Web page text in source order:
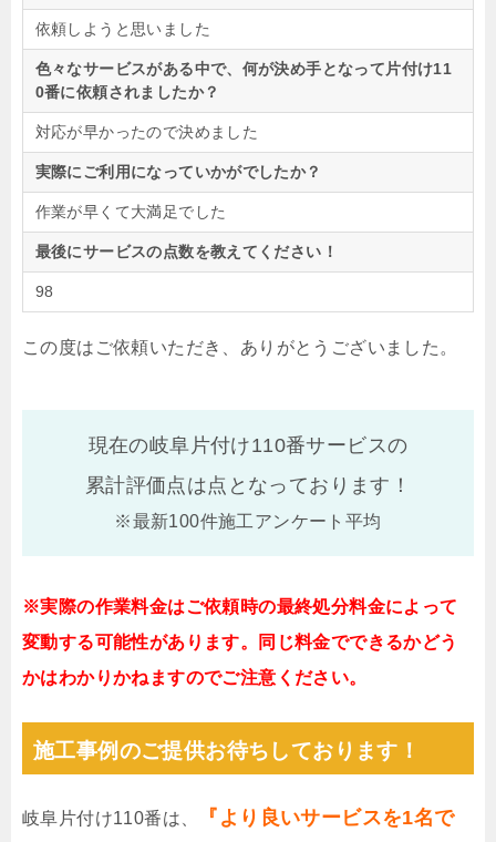
依頼しようと思いました
色々なサービスがある中で、何が決め手となって片付け11
0番に依頼されましたか？
対応が早かったので決めました
実際にご利用になっていかがでしたか？
作業が早くて大満足でした
最後にサービスの点数を教えてください！
98
この度はご依頼いただき、ありがとうございました。
現在の岐阜片付け110番サービスの
累計評価点は点となっております！
※最新100件施工アンケート平均
※実際の作業料金はご依頼時の最終処分料金によって
変動する可能性があります。同じ料金でできるかどう
かはわかりかねますのでご注意ください。
施工事例のご提供お待ちしております！
岐阜片付け110番は、
『より良いサービスを1名で